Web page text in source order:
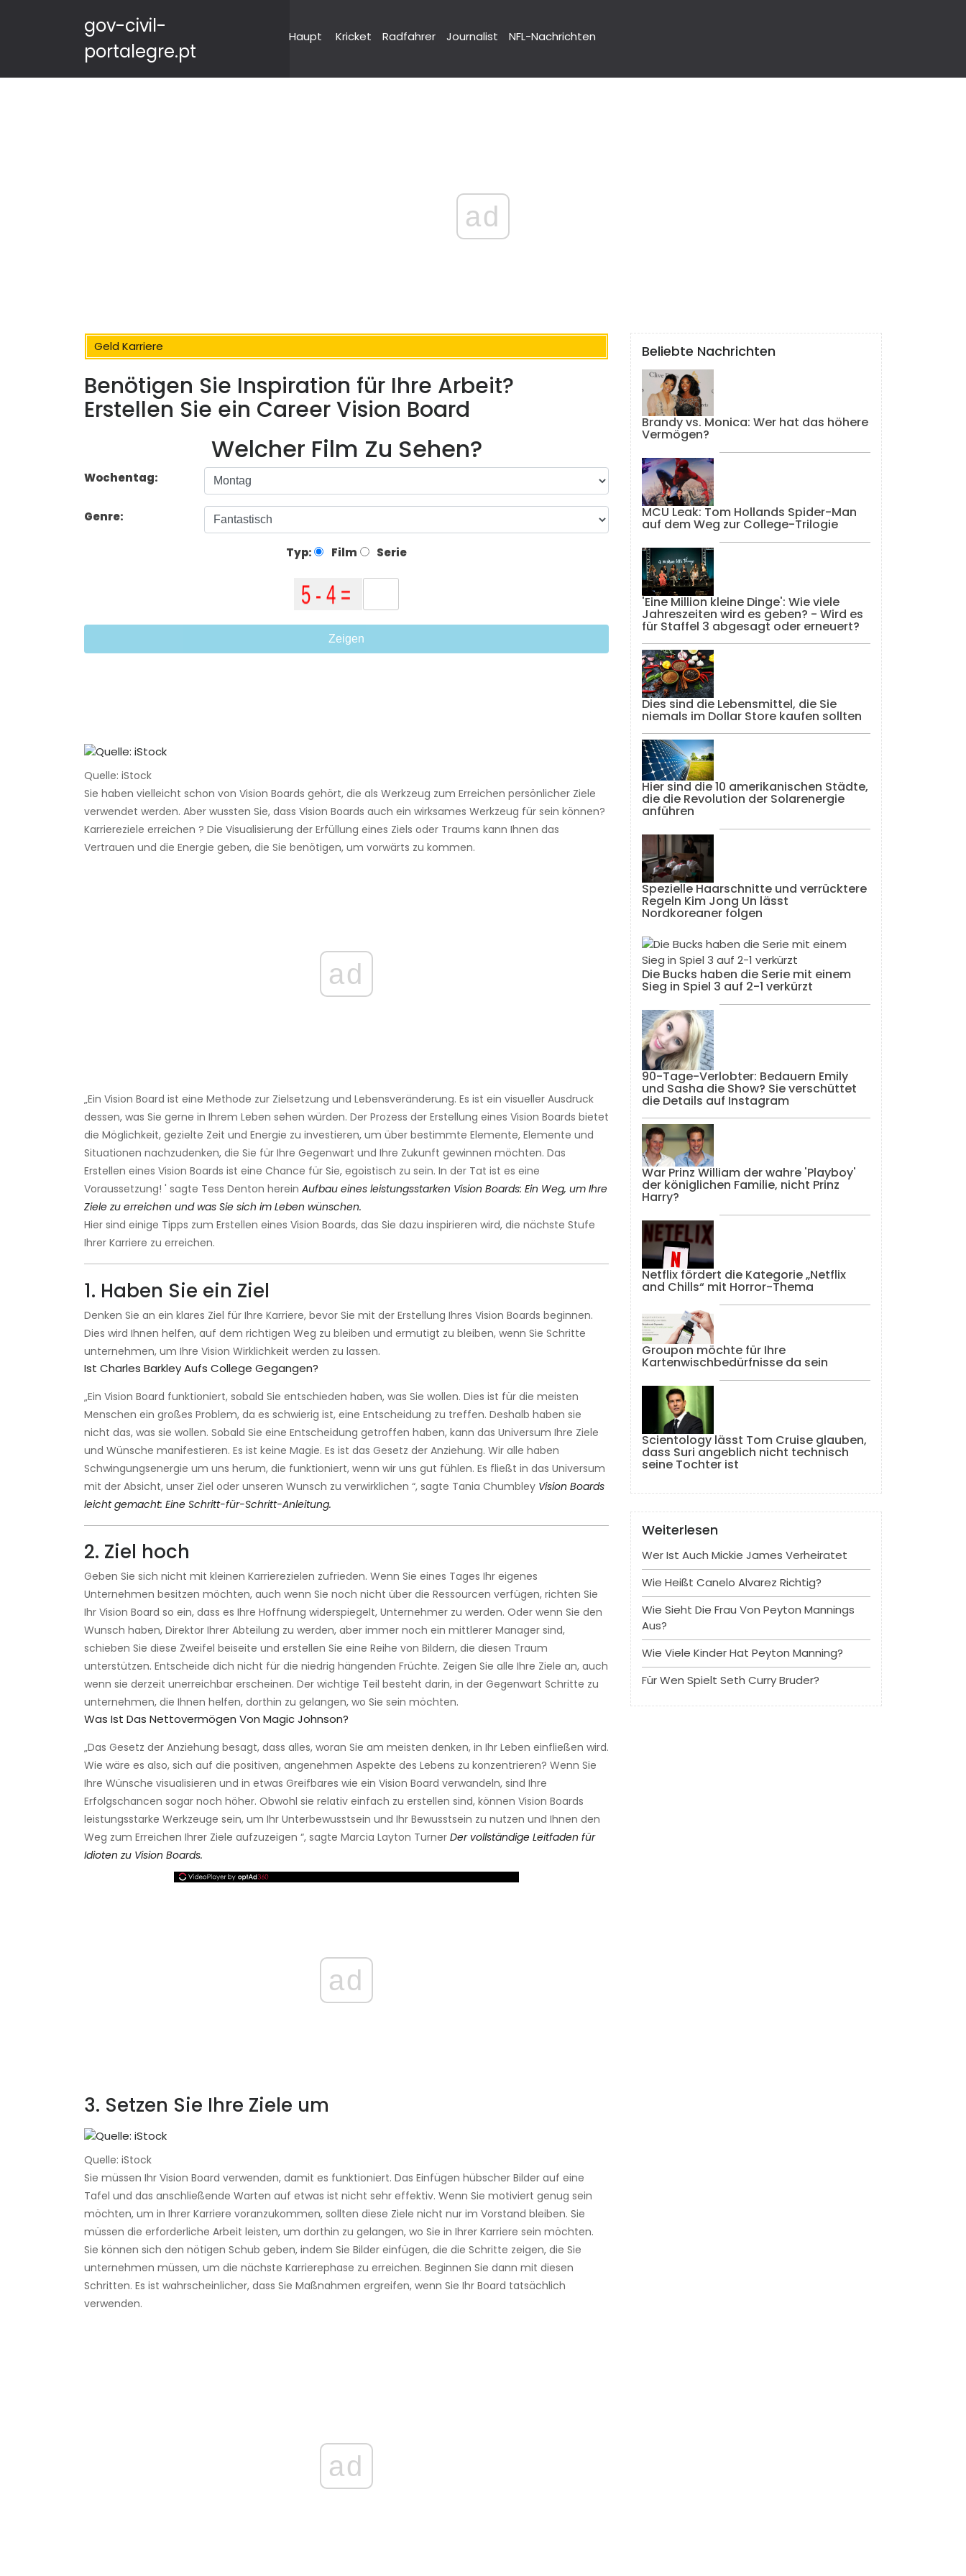
gov-civil-
portalegre.pt
Haupt Kricket Radfahrer Journalist NFL-Nachrichten
ad
Geld Karriere
Benötigen Sie Inspiration für Ihre Arbeit?
Erstellen Sie ein Career Vision Board
Welcher Film Zu Sehen?
Wochentag:
Genre:
Typ: Film Serie
Zeigen
Quelle: iStock
Sie haben vielleicht schon von Vision Boards gehört, die als Werkzeug zum Erreichen persönlicher Ziele
verwendet werden. Aber wussten Sie, dass Vision Boards auch ein wirksames Werkzeug für sein können?
Karriereziele erreichen ? Die Visualisierung der Erfüllung eines Ziels oder Traums kann Ihnen das
Vertrauen und die Energie geben, die Sie benötigen, um vorwärts zu kommen.
ad
„Ein Vision Board ist eine Methode zur Zielsetzung und Lebensveränderung. Es ist ein visueller Ausdruck
dessen, was Sie gerne in Ihrem Leben sehen würden. Der Prozess der Erstellung eines Vision Boards bietet
die Möglichkeit, gezielte Zeit und Energie zu investieren, um über bestimmte Elemente, Elemente und
Situationen nachzudenken, die Sie für Ihre Gegenwart und Ihre Zukunft gewinnen möchten. Das
Erstellen eines Vision Boards ist eine Chance für Sie, egoistisch zu sein. In der Tat ist es eine
Voraussetzung! ' sagte Tess Denton herein Aufbau eines leistungsstarken Vision Boards: Ein Weg, um Ihre
Ziele zu erreichen und was Sie sich im Leben wünschen.
Hier sind einige Tipps zum Erstellen eines Vision Boards, das Sie dazu inspirieren wird, die nächste Stufe
Ihrer Karriere zu erreichen.
1. Haben Sie ein Ziel
Denken Sie an ein klares Ziel für Ihre Karriere, bevor Sie mit der Erstellung Ihres Vision Boards beginnen.
Dies wird Ihnen helfen, auf dem richtigen Weg zu bleiben und ermutigt zu bleiben, wenn Sie Schritte
unternehmen, um Ihre Vision Wirklichkeit werden zu lassen.
Ist Charles Barkley Aufs College Gegangen?
„Ein Vision Board funktioniert, sobald Sie entschieden haben, was Sie wollen. Dies ist für die meisten
Menschen ein großes Problem, da es schwierig ist, eine Entscheidung zu treffen. Deshalb haben sie
nicht das, was sie wollen. Sobald Sie eine Entscheidung getroffen haben, kann das Universum Ihre Ziele
und Wünsche manifestieren. Es ist keine Magie. Es ist das Gesetz der Anziehung. Wir alle haben
Schwingungsenergie um uns herum, die funktioniert, wenn wir uns gut fühlen. Es fließt in das Universum
mit der Absicht, unser Ziel oder unseren Wunsch zu verwirklichen “, sagte Tania Chumbley Vision Boards
leicht gemacht: Eine Schritt-für-Schritt-Anleitung.
2. Ziel hoch
Geben Sie sich nicht mit kleinen Karrierezielen zufrieden. Wenn Sie eines Tages Ihr eigenes
Unternehmen besitzen möchten, auch wenn Sie noch nicht über die Ressourcen verfügen, richten Sie
Ihr Vision Board so ein, dass es Ihre Hoffnung widerspiegelt, Unternehmer zu werden. Oder wenn Sie den
Wunsch haben, Direktor Ihrer Abteilung zu werden, aber immer noch ein mittlerer Manager sind,
schieben Sie diese Zweifel beiseite und erstellen Sie eine Reihe von Bildern, die diesen Traum
unterstützen. Entscheide dich nicht für die niedrig hängenden Früchte. Zeigen Sie alle Ihre Ziele an, auch
wenn sie derzeit unerreichbar erscheinen. Der wichtige Teil besteht darin, in der Gegenwart Schritte zu
unternehmen, die Ihnen helfen, dorthin zu gelangen, wo Sie sein möchten.
Was Ist Das Nettovermögen Von Magic Johnson?
„Das Gesetz der Anziehung besagt, dass alles, woran Sie am meisten denken, in Ihr Leben einfließen wird.
Wie wäre es also, sich auf die positiven, angenehmen Aspekte des Lebens zu konzentrieren? Wenn Sie
Ihre Wünsche visualisieren und in etwas Greifbares wie ein Vision Board verwandeln, sind Ihre
Erfolgschancen sogar noch höher. Obwohl sie relativ einfach zu erstellen sind, können Vision Boards
leistungsstarke Werkzeuge sein, um Ihr Unterbewusstsein und Ihr Bewusstsein zu nutzen und Ihnen den
Weg zum Erreichen Ihrer Ziele aufzuzeigen “, sagte Marcia Layton Turner Der vollständige Leitfaden für
Idioten zu Vision Boards.
ad
3. Setzen Sie Ihre Ziele um
Quelle: iStock
Sie müssen Ihr Vision Board verwenden, damit es funktioniert. Das Einfügen hübscher Bilder auf eine
Tafel und das anschließende Warten auf etwas ist nicht sehr effektiv. Wenn Sie motiviert genug sein
möchten, um in Ihrer Karriere voranzukommen, sollten diese Ziele nicht nur im Vorstand bleiben. Sie
müssen die erforderliche Arbeit leisten, um dorthin zu gelangen, wo Sie in Ihrer Karriere sein möchten.
Sie können sich den nötigen Schub geben, indem Sie Bilder einfügen, die die Schritte zeigen, die Sie
unternehmen müssen, um die nächste Karrierephase zu erreichen. Beginnen Sie dann mit diesen
Schritten. Es ist wahrscheinlicher, dass Sie Maßnahmen ergreifen, wenn Sie Ihr Board tatsächlich
verwenden.
ad
Beliebte Nachrichten
Brandy vs. Monica: Wer hat das höhere
Vermögen?
MCU Leak: Tom Hollands Spider-Man
auf dem Weg zur College-Trilogie
'Eine Million kleine Dinge': Wie viele
Jahreszeiten wird es geben? - Wird es
für Staffel 3 abgesagt oder erneuert?
Dies sind die Lebensmittel, die Sie
niemals im Dollar Store kaufen sollten
Hier sind die 10 amerikanischen Städte,
die die Revolution der Solarenergie
anführen
Spezielle Haarschnitte und verrücktere
Regeln Kim Jong Un lässt
Nordkoreaner folgen
Die Bucks haben die Serie mit einem
Sieg in Spiel 3 auf 2-1 verkürzt
90-Tage-Verlobter: Bedauern Emily
und Sasha die Show? Sie verschüttet
die Details auf Instagram
War Prinz William der wahre 'Playboy'
der königlichen Familie, nicht Prinz
Harry?
Netflix fördert die Kategorie „Netflix
and Chills“ mit Horror-Thema
Groupon möchte für Ihre
Kartenwischbedürfnisse da sein
Scientology lässt Tom Cruise glauben,
dass Suri angeblich nicht technisch
seine Tochter ist
Weiterlesen
Wer Ist Auch Mickie James Verheiratet
Wie Heißt Canelo Alvarez Richtig?
Wie Sieht Die Frau Von Peyton Mannings
Aus?
Wie Viele Kinder Hat Peyton Manning?
Für Wen Spielt Seth Curry Bruder?